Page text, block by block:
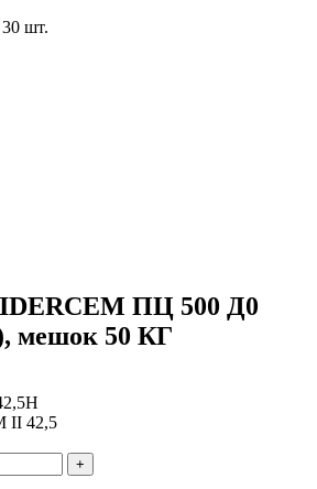
30 шт.
ПЦ 500 Д0
мешок 50 КГ
II 42,5